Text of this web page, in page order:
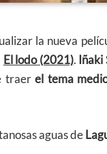
la nueva
El lodo (2021).
traerel tema
aguas de